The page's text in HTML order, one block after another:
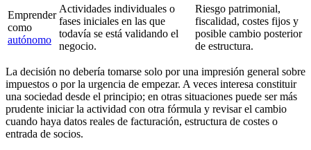
Emprender
como
autónomo
Actividades individuales o
fases iniciales en las que
todavía se está validando el
negocio.
Riesgo patrimonial,
fiscalidad, costes fijos y
posible cambio posterior
de estructura.
La decisión no debería tomarse solo por una impresión general sobre
impuestos o por la urgencia de empezar. A veces interesa constituir
una sociedad desde el principio; en otras situaciones puede ser más
prudente iniciar la actividad con otra fórmula y revisar el cambio
cuando haya datos reales de facturación, estructura de costes o
entrada de socios.